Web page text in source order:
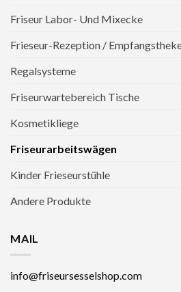
Friseur Labor- Und Mixecke
Frieseur-Rezeption /
Regalsysteme
Friseurwartebereich Tische
Kosmetikliege
Friseurarbeitswägen
Kinder Frieseurstühle
Andere Produkte
MAIL
info@friseursesselshop.com